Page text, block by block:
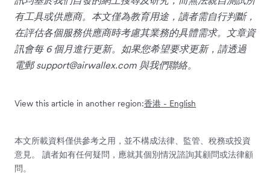
有工具或供應商。本文僅為教育用途，讀者需自行判斷，
在評估各個服務供應商時考慮其業務的具體需求。文章資
訊會每 6 個月進行更新。如果您希望要求更新，請透過
電郵support@airwallex.com 與我們聯絡。
View this article in another region:香港 - English
本文所載資料僅供參考之用，並不構成法律、監管、稅務或投資
意見。 讀者如有任何疑問，應就其個別情況諮詢其顧問或法律顧
問。